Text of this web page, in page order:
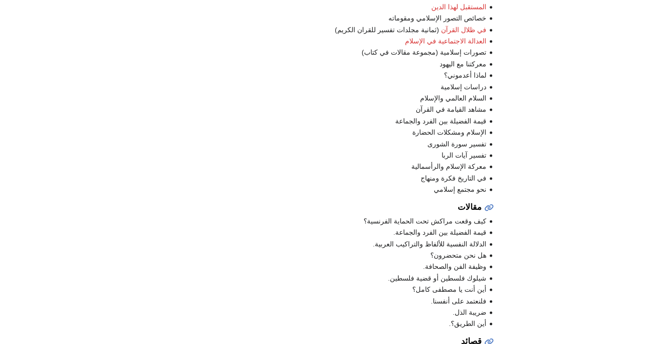
المستقبل لهذا الدين
خصائص التصور الإسلامي ومقوماته
في ظلال القرآن (ثمانية مجلدات تفسير للقران الكريم)
العدالة الاجتماعية في الإسلام
تصورات إسلامية (مجموعة مقالات في كتاب)
معركتنا مع اليهود
لماذا أعدموني؟
دراسات إسلامية
السلام العالمي والإسلام
مشاهد القيامة في القرآن
قيمة الفضيلة بين الفرد والجماعة
الإسلام ومشكلات الحضارة
تفسير سورة الشورى
تفسير آيات الربا
معركة الإسلام والرأسمالية
في التاريخ فكرة ومنهاج
نحو مجتمع إسلامي
مقالات
كيف وقعت مراكش تحت الحماية الفرنسية؟
قيمة الفضيلة بين الفرد والجماعة.
الدلالة النفسية للألفاظ والتراكيب العربية.
هل نحن متحضرون؟
وظيفة الفن والصحافة.
شيلوك فلسطين أو قضية فلسطين.
أين أنت يا مصطفى كامل؟
فلنعتمد على أنفسنا.
ضريبة الذل.
أين الطريق؟.
قصائد